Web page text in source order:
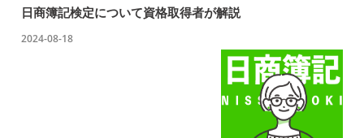
日商簿記検定について資格取得者が解説
2024-08-18